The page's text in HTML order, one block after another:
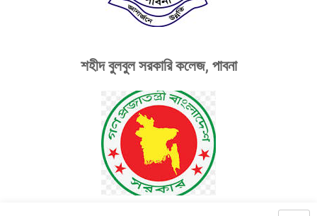
শহীদ বুলবুল সরকারি কলেজ, পাবনা